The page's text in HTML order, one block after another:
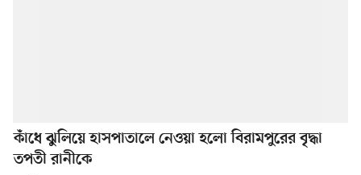
কাঁধে ঝুলিয়ে হাসপাতালে নেওয়া হলো বিরামপুরের বৃদ্ধা
তপতী রানীকে